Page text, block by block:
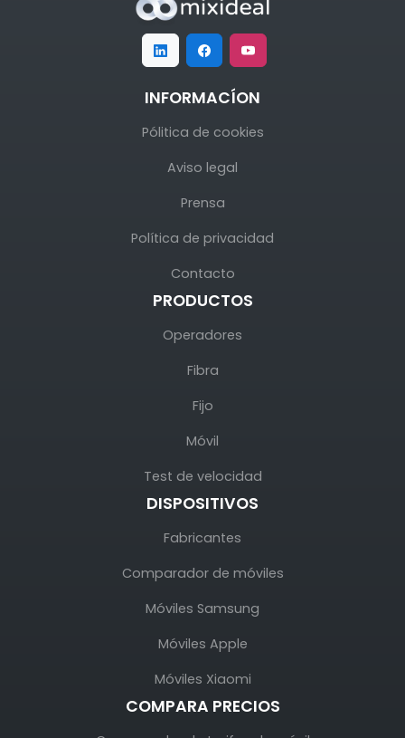
INFORMACÍON
Pólitica de cookies
Aviso legal
Prensa
Política de privacidad
Contacto
PRODUCTOS
Operadores
Fibra
Fijo
Móvil
Test de velocidad
DISPOSITIVOS
Fabricantes
Comparador de móviles
Móviles Samsung
Móviles Apple
Móviles Xiaomi
COMPARA PRECIOS